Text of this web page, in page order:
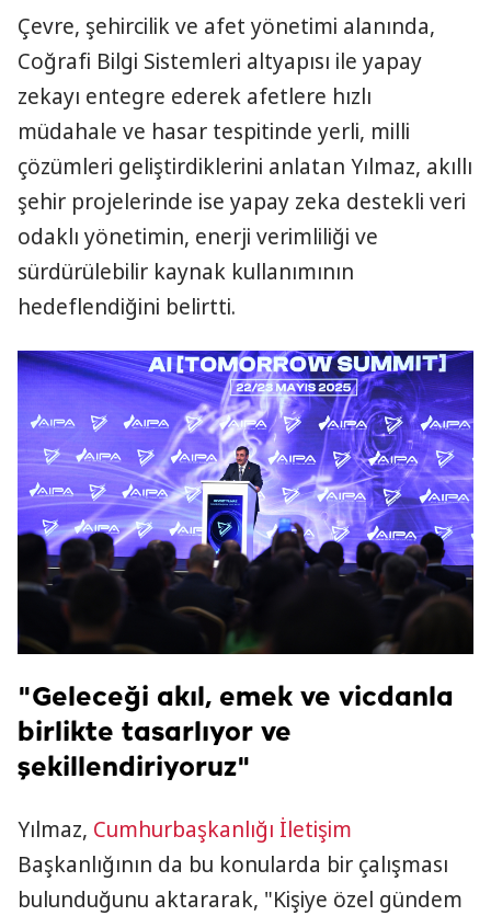
Çevre, şehircilik ve afet yönetimi alanında,
Coğrafi Bilgi Sistemleri altyapısı ile yapay
zekayı entegre ederek afetlere hızlı
müdahale ve hasar tespitinde yerli, milli
çözümleri geliştirdiklerini anlatan Yılmaz, akıllı
şehir projelerinde ise yapay zeka destekli veri
odaklı yönetimin, enerji verimliliği ve
sürdürülebilir kaynak kullanımının
hedeflendiğini belirtti.
"Geleceği akıl, emek ve vicdanla
birlikte tasarlıyor ve
şekillendiriyoruz"
Yılmaz, Cumhurbaşkanlığı İletişim
Başkanlığının da bu konularda bir çalışması
bulunduğunu aktararak, "Kişiye özel gündem